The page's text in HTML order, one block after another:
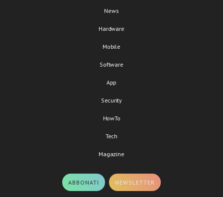
News
Hardware
Mobile
Software
App
Security
HowTo
Tech
Magazine
ABBONATI NEWSLETTER